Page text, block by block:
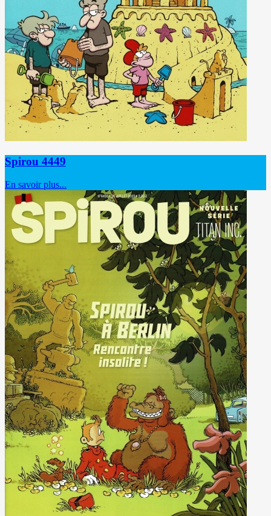
Spirou 4449
En savoir plus...